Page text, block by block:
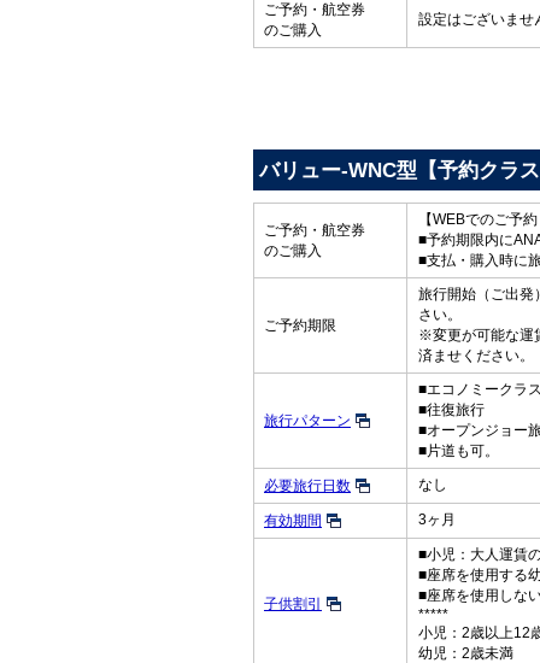
ご予約・航空券
のご購入
設定はございませ
バリュー-WNC型【予約クラ
ご予約・航空券
のご購入
【WEBでのご予
■予約期限内に
■支払・購入時に
ご予約期限
旅行開始（ご出発
さい。
※変更が可能な運
済ませください。
旅行パターン
■エコノミークラ
■往復旅行
■オープンジョー
■片道も可。
必要旅行日数 なし
有効期間 3ヶ月
子供割引
■小児：大人運賃
■座席を使用する
■座席を使用しな
*****
小児：2歳以上12
幼児：2歳未満